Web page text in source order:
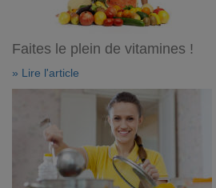
Faites le plein de vitamines !
» Lire l'article